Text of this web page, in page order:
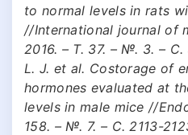
to normal levels in rats
//International journal of
2016. – Т. 37. – №. 3. –
L. J. et al. Costorage of
hormones evaluated at
levels in male mice //
158. – №. 7. – С. 2113-